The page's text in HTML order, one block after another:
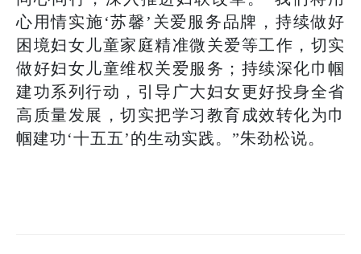
心用情实施‘苏馨’关爱服务品牌，持续做好
困境妇女儿童家庭精准微关爱等工作，切实
做好妇女儿童维权关爱服务；持续深化巾帼
建功系列行动，引导广大妇女更好投身全省
高质量发展，切实把学习教育成效转化为巾
帼建功‘十五五’的生动实践。”朱劲松说。